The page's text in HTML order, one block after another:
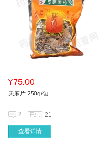
¥75.00
天麻片 250g/包
2 21
查看详情